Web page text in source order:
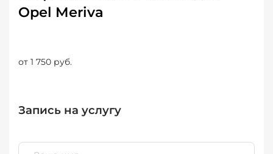
Opel Meriva
от 1 750 руб.
Запись на услугу